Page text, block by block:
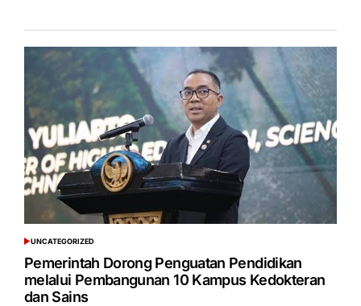
POSTED
IN
UNCATEGORIZED
Pemerintah Dorong Penguatan Pendidikan
melalui Pembangunan 10 Kampus Kedokteran
dan Sains